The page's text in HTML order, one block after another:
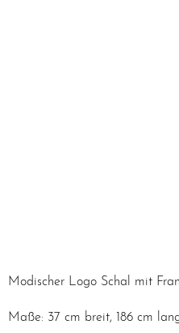
Modischer Logo Schal mit
Maße: 37 cm breit, 186 cm